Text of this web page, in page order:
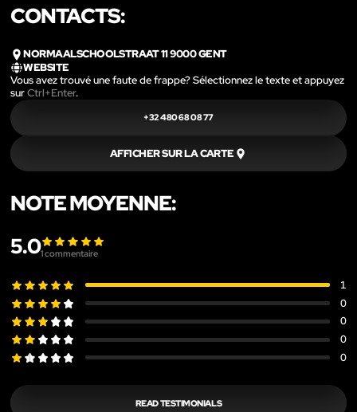
CONTACTS:
NORMAALSCHOOLSTRAAT 11 9000 GENT
WEBSITE
Vous avez trouvé une faute de frappe? Sélectionnez le texte et appuyez
surCtrl+Enter.
+32 480 68 08 77
AFFICHER SUR LA CARTE
NOTE MOYENNE:
5.01commentaire
1
0
0
0
0
READ TESTIMONIALS